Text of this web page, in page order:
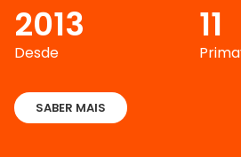
2013
Desde
11
SABER MAIS